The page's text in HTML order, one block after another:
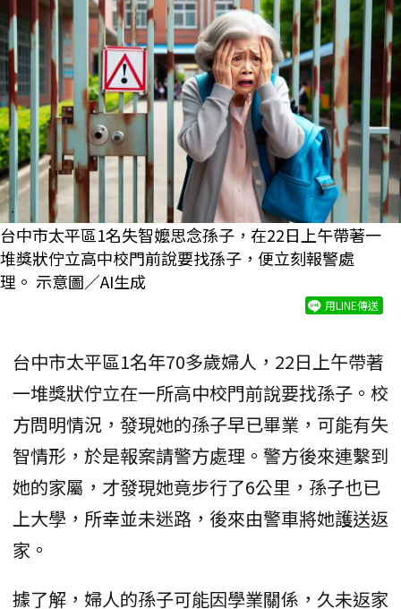
台中市太平區1名失智嬤思念孫子，在22日上午帶著一
堆獎狀佇立高中校門前說要找孫子，便立刻報警處
理。 示意圖／AI生成
用LINE傳送
台中市太平區1名年70多歲婦人，22日上午帶著
一堆獎狀佇立在一所高中校門前說要找孫子。校
方問明情況，發現她的孫子早已畢業，可能有失
智情形，於是報案請警方處理。警方後來連繫到
她的家屬，才發現她竟步行了6公里，孫子也已
上大學，所幸並未迷路，後來由警車將她護送返
家。
據了解，婦人的孫子可能因學業關係，久未返家